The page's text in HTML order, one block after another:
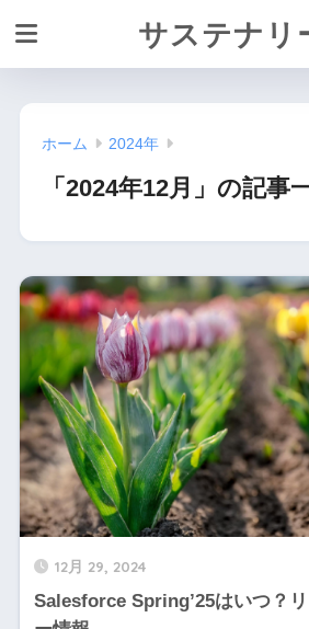
サステナリ
ホーム 2024年
「2024年12月」の記事
12月 29, 2024
Salesforce Spring’25はいつ？